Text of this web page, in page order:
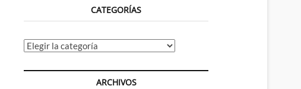
CATEGORÍAS
Categorías
ARCHIVOS